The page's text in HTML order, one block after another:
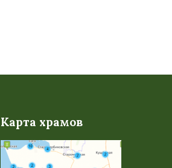
Карта храмов